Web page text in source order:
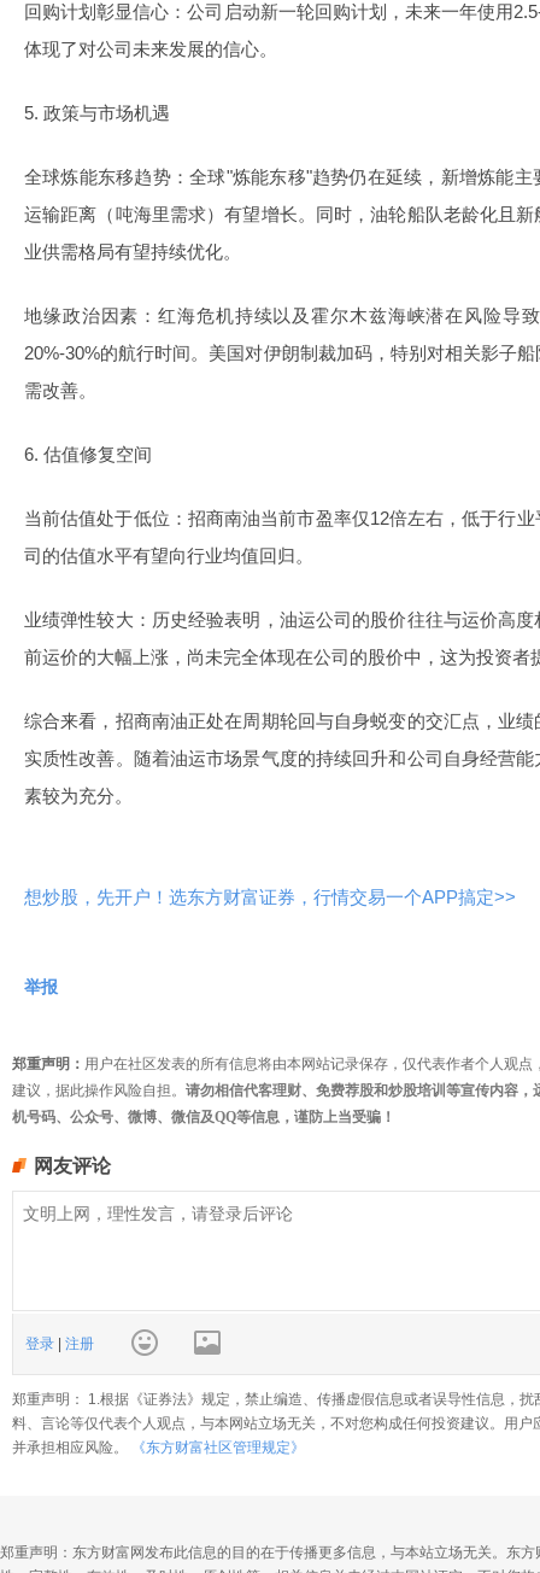
回购计划彰显信心 ：公司启动新一轮回购计划，未来一年使用
体现了对公司未来发展的信心。
5. 政策与市场机遇
全球炼能东移趋势：全球"炼能东移"趋势仍在延续，新增炼能
运输距离（吨海里需求）有望增长。同时，油轮船队老龄化且
业供需格局有望持续优化。
地缘政治因素 ：红海危机持续以及霍尔木兹海峡潜在风险导
20%-30%的航行时间。美国对伊朗制裁加码，特别对相关影子
需改善。
6. 估值修复空间
当前估值处于低位 ：招商南油当前市盈率仅12倍左右，低于行
司的估值水平有望向行业均值回归。
业绩弹性较大 ：历史经验表明，油运公司的股价往往与运价高
前运价的大幅上涨，尚未完全体现在公司的股价中，这为投资者
综合来看 ，招商南油正处在周期轮回与自身蜕变的交汇点，业
实质性改善。随着油运市场景气度的持续回升和公司自身经营
素较为充分。
想炒股，先开户！选东方财富证券，行情交易一个APP搞定>>
举报
郑重声明： 用户在社区发表的所有信息将由本网站记录保存，仅代表作者个人观
建议，据此操作风险自担。 请勿相信代客理财、免费荐股和炒股培训等宣传内容
机号码、公众号、微博、微信及QQ等信息，谨防上当受骗！
网友评论
登录 注册
郑重声明： 1.根据《证券法》规定，禁止编造、传播虚假信息或者误导性信息，
料、言论等仅代表个人观点，与本网站立场无关，不对您构成任何投资建议。用
并承担相应风险。
《东方财富社区管理规定》
郑重声明：东方财富网发布此信息的目的在于传播更多信息，与本站立场无关。东